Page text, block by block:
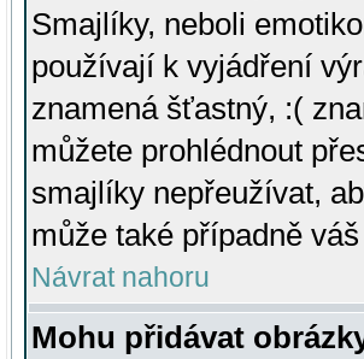
Smajlíky, neboli
používají k vyjádření
znamená šťastný, :(
můžete prohlédnout
smajlíky nepřeužívat,
může také případně
Návrat nahoru
Mohu přidávat